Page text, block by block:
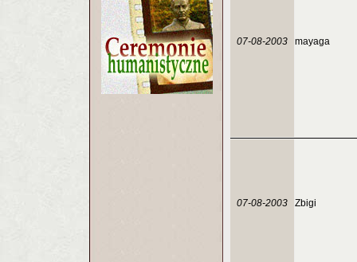
07-08-2003 mayaga
07-08-2003 Zbigi